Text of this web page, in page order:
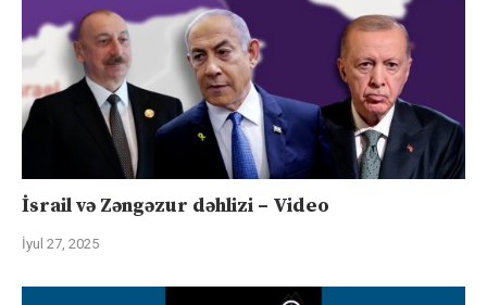
İsrail və Zəngəzur dəhlizi – Video
İyul 27, 2025